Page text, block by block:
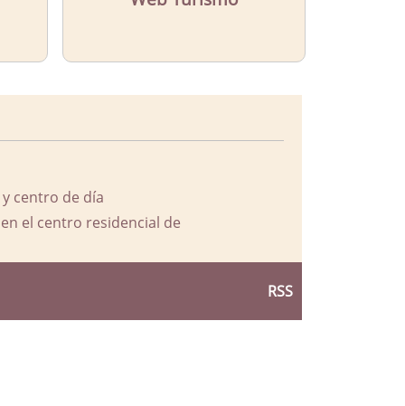
centro de día
el centro residencial de
RSS